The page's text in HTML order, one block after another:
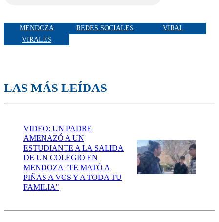
MENDOZA REDES SOCIALES
VIRAL
VIRALES
LAS MÁS LEÍDAS
VIDEO: UN PADRE
AMENAZÓ A UN
ESTUDIANTE A LA SALIDA
DE UN COLEGIO EN
MENDOZA "TE MATÓ A
PIÑAS A VOS Y A TODA TU
FAMILIA"